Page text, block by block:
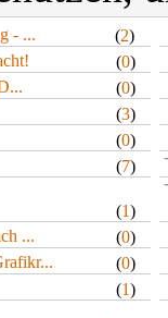
- ... (2)
(0)
(0)
(3)
(0)
(7)
(1)
... (0)
(0)
(1)